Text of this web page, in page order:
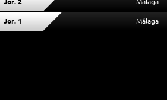
Jor. 1 Málaga